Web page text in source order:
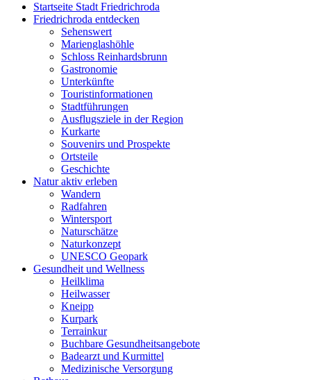
Startseite Stadt Friedrichroda
Friedrichroda entdecken
Sehenswert
Marienglashöhle
Schloss Reinhardsbrunn
Gastronomie
Unterkünfte
Touristinformationen
Stadtführungen
Ausflugsziele in der Region
Kurkarte
Souvenirs und Prospekte
Ortsteile
Geschichte
Natur aktiv erleben
Wandern
Radfahren
Wintersport
Naturschätze
Naturkonzept
UNESCO Geopark
Gesundheit und Wellness
Heilklima
Heilwasser
Kneipp
Kurpark
Terrainkur
Buchbare Gesundheitsangebote
Badearzt und Kurmittel
Medizinische Versorgung